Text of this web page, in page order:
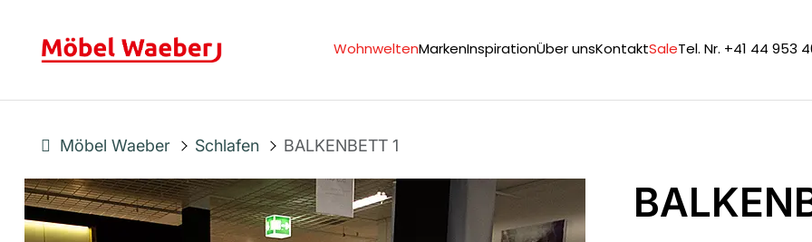
WohnweltenMarkenInspirationÜber unsKontaktSaleTel. Nr. +41 44 953
Möbel Waeber Schlafen BALKENBETT 1